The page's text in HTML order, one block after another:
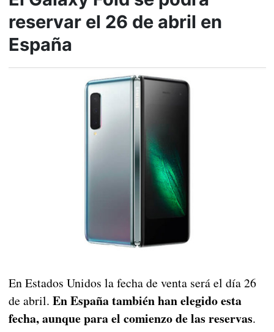
reservar el 26 de abril en
España
En Estados Unidos la fecha de venta será el día 26
de abril. En España también han elegido esta
fecha, aunque para el comienzo de las reservas.